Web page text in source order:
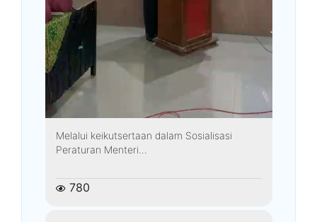
Melalui keikutsertaan dalam Sosialisasi
Peraturan Menteri...
780